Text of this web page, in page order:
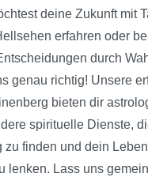
deine Zukunft mit
erfahren oder
durch
genau richtig! Unsere
bieten dir
spirituelle Dienste,
zu finden und dein
lenken. Lass uns